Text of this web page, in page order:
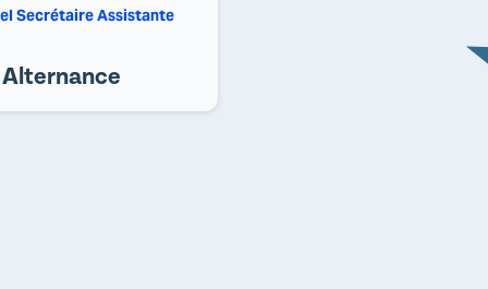
Secrétaire Assistante